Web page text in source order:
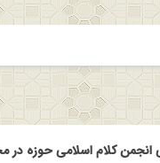
کلام اسلامی حوزه در